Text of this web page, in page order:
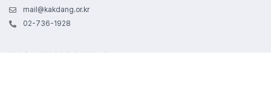
mail@kakdang.or.kr
02-736-1928